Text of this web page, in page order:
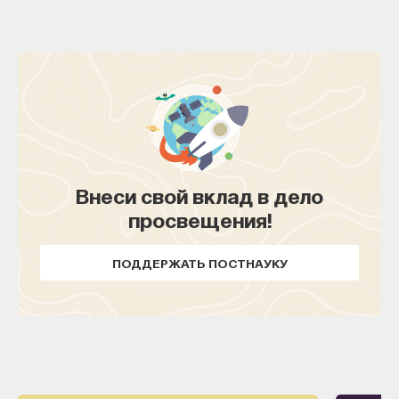
Внеси свой вклад в дело
просвещения!
ПОДДЕРЖАТЬ ПОСТНАУКУ
Вячеслав Дубынин
биологических наук, профессор кафедры
физиологии человека и животных биологического
факультета МГУ им. М.В. Ломоносова
3/10/2025
НАПИСАТЬ НАМ